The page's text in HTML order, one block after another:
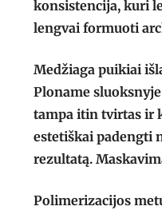
konsistencija, kuri
lengvai formuoti
Medžiaga puikiai
Ploname
tampa itin tvirtas ir
estetiškai padengti
rezultatą.
Polimerizacijos